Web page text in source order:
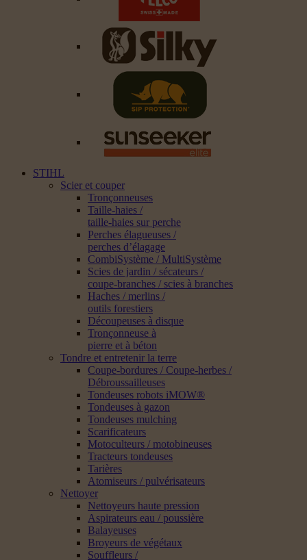
STIHL
Scier et couper
Tronçonneuses
Taille-haies /
taille-haies sur perche
Perches élagueuses /
perches d’élagage
CombiSystème / MultiSystème
Scies de jardin / sécateurs /
coupe-branches / scies à branches
Haches / merlins /
outils forestiers
Découpeuses à disque
Tronçonneuse à
pierre et à béton
Tondre et entretenir la terre
Coupe-bordures / Coupe-herbes /
Débroussailleuses
Tondeuses robots iMOW®
Tondeuses à gazon
Tondeuses mulching
Scarificateurs
Motoculteurs / motobineuses
Tracteurs tondeuses
Tarières
Atomiseurs / pulvérisateurs
Nettoyer
Nettoyeurs haute pression
Aspirateurs eau / poussière
Balayeuses
Broyeurs de végétaux
Souffleurs /